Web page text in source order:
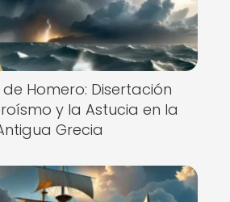
Homero: Disertación
y la Astucia en la
Grecia